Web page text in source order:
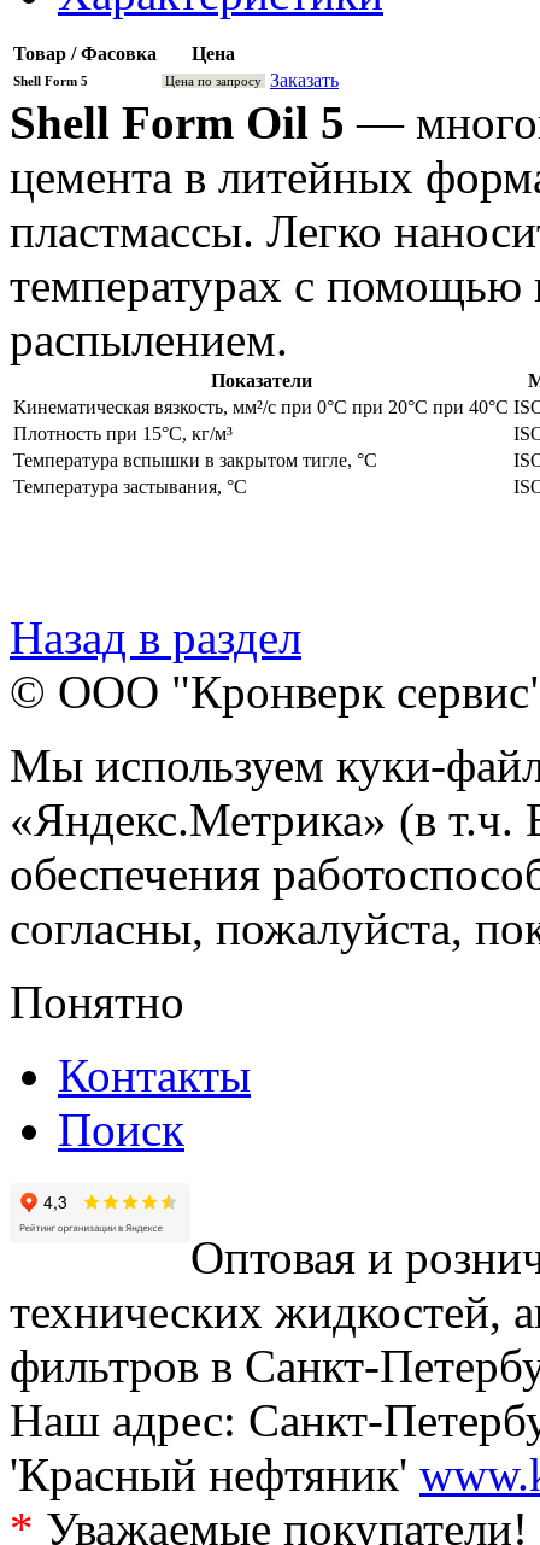
Товар / Фасовка Цена
Shell Form 5 Цена по запросу Заказать
Shell Form Oil 5 —
цемента в литейных
пластмассы. Легко
температурах с помощью
распылением.
Показатели
Кинематическая вязкость, мм²/с при 0°C при 20°C при 40°C
Плотность при 15°C, кг/м³
Температура вспышки в закрытом тигле, °C
Температура застывания, °C
Назад в раздел
© ООО "Кронверк
Мы используем куки-
«Яндекс.Метрика» (в т.ч.
обеспечения
согласны, пожалуйста,
Понятно
Контакты
Поиск
Оптовая и
технических жидкостей,
фильтров в Санкт-
Наш адрес: Санкт-
'Красный нефтяник'
* Уважаемые